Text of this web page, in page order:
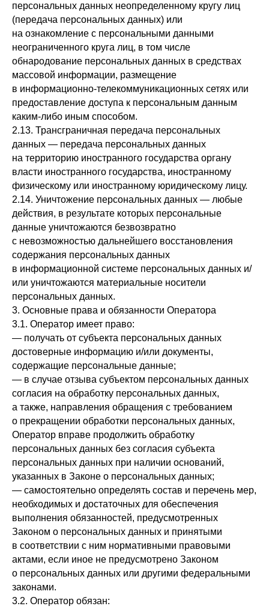
персональных данных неопределенному кругу лиц
(передача персональных данных) или
на ознакомление с персональными данными
неограниченного круга лиц, в том числе
обнародование персональных данных в средствах
массовой информации, размещение
в информационно-телекоммуникационных сетях или
предоставление доступа к персональным данным
каким-либо иным способом.
2.13. Трансграничная передача персональных
данных — передача персональных данных
на территорию иностранного государства органу
власти иностранного государства, иностранному
физическому или иностранному юридическому лицу.
2.14. Уничтожение персональных данных — любые
действия, в результате которых персональные
данные уничтожаются безвозвратно
с невозможностью дальнейшего восстановления
содержания персональных данных
в информационной системе персональных данных и/
или уничтожаются материальные носители
персональных данных.
3. Основные права и обязанности Оператора
3.1. Оператор имеет право:
— получать от субъекта персональных данных
достоверные информацию и/или документы,
содержащие персональные данные;
— в случае отзыва субъектом персональных данных
согласия на обработку персональных данных,
а также, направления обращения с требованием
о прекращении обработки персональных данных,
Оператор вправе продолжить обработку
персональных данных без согласия субъекта
персональных данных при наличии оснований,
указанных в Законе о персональных данных;
— самостоятельно определять состав и перечень мер,
необходимых и достаточных для обеспечения
выполнения обязанностей, предусмотренных
Законом о персональных данных и принятыми
в соответствии с ним нормативными правовыми
актами, если иное не предусмотрено Законом
о персональных данных или другими федеральными
законами.
3.2. Оператор обязан: